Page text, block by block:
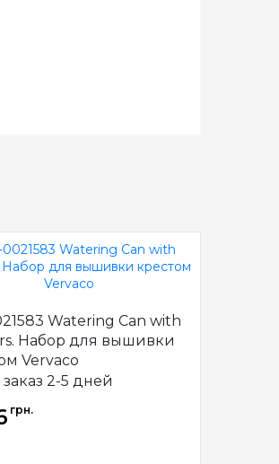
Watering Can with
Набор для вышивки
Vervaco
2-5 дней
грн.